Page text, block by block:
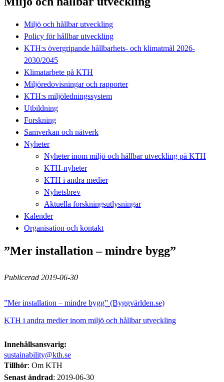
Miljö och hållbar utveckling
Policy för hållbar utveckling
KTH:s övergripande hållbarhets- och klimatmål 2026-
2030/2045
Klimatarbete på KTH
Miljöredovisningar och rapporter
KTH:s miljöledningssystem
Utbildning
Forskning
Samverkan och nätverk
Nyheter
Nyheter inom miljö och hållbar utveckling på KTH
KTH-nyheter
KTH i andra medier
Nyhetsbrev
Aktuella forskningsutlysningar
Kalender
Organisation och kontakt
”Mer installation – mindre bygg”
Publicerad 2019-06-30
”Mer installation – mindre bygg” (Byggvärlden.se)
KTH i andra medier inom miljö och hållbar utveckling
Innehållsansvarig:
sustainability@kth.se
Tillhör: Om KTH
Senast ändrad: 2019-06-30